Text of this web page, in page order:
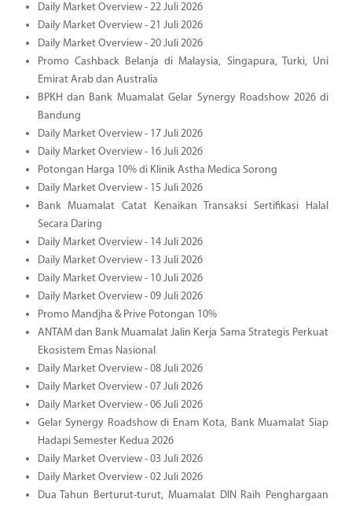
Daily Market Overview - 22 Juli 2026
Daily Market Overview - 21 Juli 2026
Daily Market Overview - 20 Juli 2026
Promo Cashback Belanja di Malaysia, Singapura, Turki, Uni
Emirat Arab dan Australia
BPKH dan Bank Muamalat Gelar Synergy Roadshow 2026 di
Bandung
Daily Market Overview - 17 Juli 2026
Daily Market Overview - 16 Juli 2026
Potongan Harga 10% di Klinik Astha Medica Sorong
Daily Market Overview - 15 Juli 2026
Bank Muamalat Catat Kenaikan Transaksi Sertifikasi Halal
Secara Daring
Daily Market Overview - 14 Juli 2026
Daily Market Overview - 13 Juli 2026
Daily Market Overview - 10 Juli 2026
Daily Market Overview - 09 Juli 2026
Promo Mandjha & Prive Potongan 10%
ANTAM dan Bank Muamalat Jalin Kerja Sama Strategis Perkuat
Ekosistem Emas Nasional
Daily Market Overview - 08 Juli 2026
Daily Market Overview - 07 Juli 2026
Daily Market Overview - 06 Juli 2026
Gelar Synergy Roadshow di Enam Kota, Bank Muamalat Siap
Hadapi Semester Kedua 2026
Daily Market Overview - 03 Juli 2026
Daily Market Overview - 02 Juli 2026
Dua Tahun Berturut-turut, Muamalat DIN Raih Penghargaan